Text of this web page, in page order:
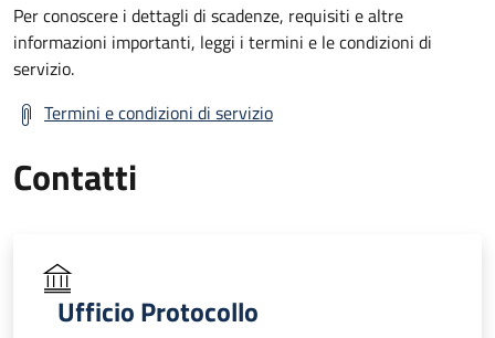
Per conoscere i dettagli di scadenze, requisiti e altre
informazioni importanti, leggi i termini e le condizioni di
servizio.
Termini e condizioni di servizio
Contatti
Ufficio Protocollo